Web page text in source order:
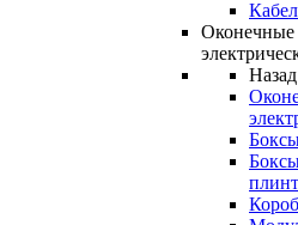
Оконечные
Назад